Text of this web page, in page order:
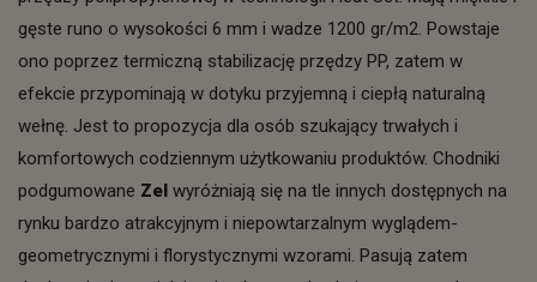
gęste runo o wysokości 6 mm i wadze 1200 gr/m2. Powstaje
ono poprzez termiczną stabilizację przędzy PP, zatem w
efekcie przypominają w dotyku przyjemną i ciepłą naturalną
wełnę. Jest to propozycja dla osób szukający trwałych i
komfortowych codziennym użytkowaniu produktów. Chodniki
podgumowane Zel wyróżniają się na tle innych dostępnych na
rynku bardzo atrakcyjnym i niepowtarzalnym wyglądem-
geometrycznymi i florystycznymi wzorami. Pasują zatem